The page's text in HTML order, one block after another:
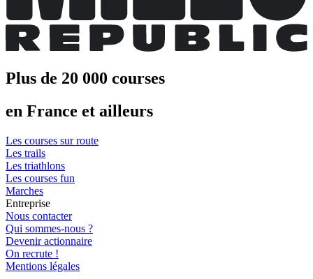
Plus de 20 000 courses
en France et ailleurs
Les courses sur route
Les trails
Les triathlons
Les courses fun
Marches
Entreprise
Nous contacter
Qui sommes-nous ?
Devenir actionnaire
On recrute !
Mentions légales